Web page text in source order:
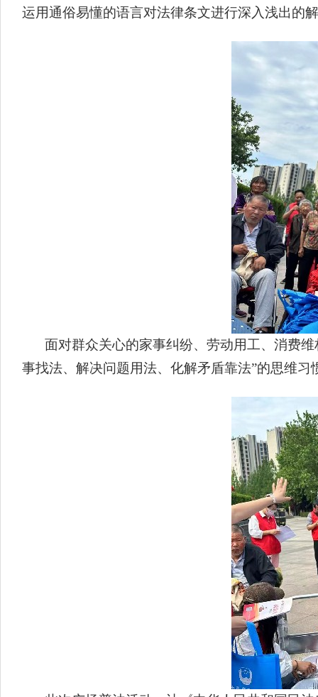
运用通俗易懂的语言对法律条文进行深入浅出的
面对群众关心的家事纠纷、劳动用工、消费
事找法、解决问题用法、化解矛盾靠法”的思维习